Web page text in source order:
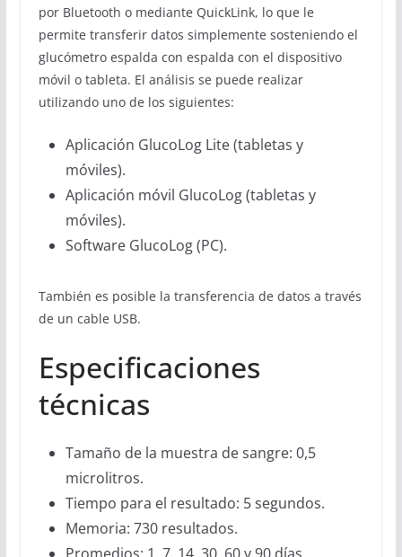
por Bluetooth o mediante QuickLink, lo que le
permite transferir datos simplemente sosteniendo el
glucómetro espalda con espalda con el dispositivo
móvil o tableta. El análisis se puede realizar
utilizando uno de los siguientes:
Aplicación GlucoLog Lite (tabletas y
móviles).
Aplicación móvil GlucoLog (tabletas y
móviles).
Software GlucoLog (PC).
También es posible la transferencia de datos a través
de un cable USB.
Especificaciones
técnicas
Tamaño de la muestra de sangre: 0,5
microlitros.
Tiempo para el resultado: 5 segundos.
Memoria: 730 resultados.